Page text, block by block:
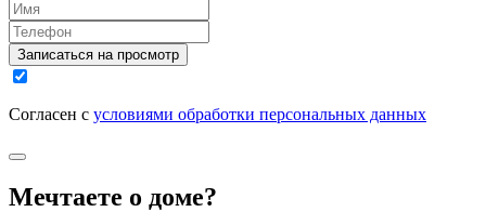
Записаться на просмотр
Согласен с условиями обработки персональных данных
Мечтаете о доме?